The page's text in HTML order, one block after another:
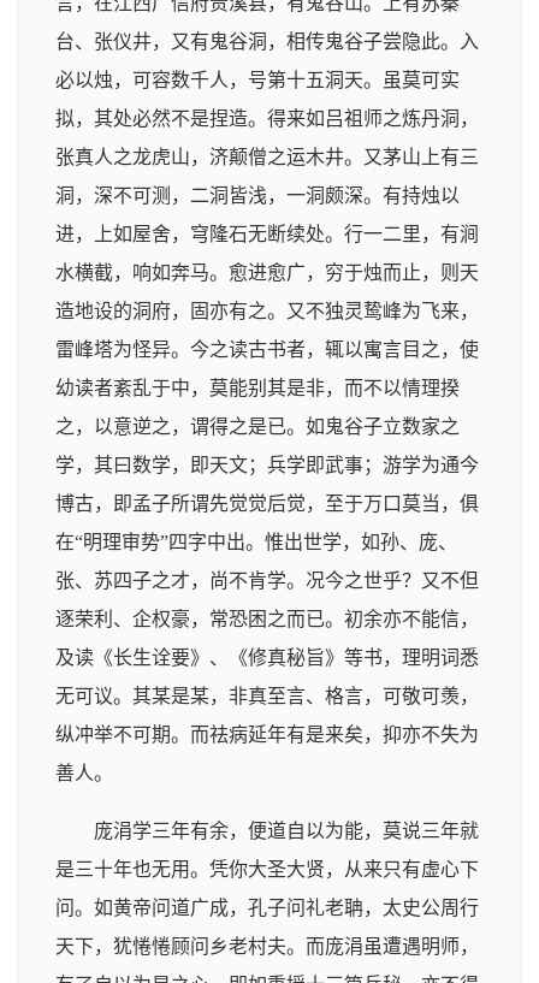
台、张仪井，又有鬼谷洞，相传鬼谷子尝隐此。入
必以烛，可容数千人，号第十五洞天。虽莫可实
拟，其处必然不是捏造。得来如吕祖师之炼丹洞，
张真人之龙虎山，济颠僧之运木井。又茅山上有三
洞，深不可测，二洞皆浅，一洞颇深。有持烛以
进，上如屋舍，穹隆石无断续处。行一二里，有涧
水横截，响如奔马。愈进愈广，穷于烛而止，则天
造地设的洞府，固亦有之。又不独灵鸷峰为飞来，
雷峰塔为怪异。今之读古书者，辄以寓言目之，使
幼读者紊乱于中，莫能别其是非，而不以情理揆
之，以意逆之，谓得之是已。如鬼谷子立数家之
学，其曰数学，即天文；兵学即武事；游学为通今
博古，即孟子所谓先觉觉后觉，至于万口莫当，俱
在“明理审势”四字中出。惟出世学，如孙、庞、
张、苏四子之才，尚不肯学。况今之世乎？又不但
逐荣利、企权豪，常恐困之而已。初余亦不能信，
及读《长生诠要》、《修真秘旨》等书，理明词悉
无可议。其某是某，非真至言、格言，可敬可羡，
纵冲举不可期。而祛病延年有是来矣，抑亦不失为
善人。
庞涓学三年有余，便道自以为能，莫说三年就
是三十年也无用。凭你大圣大贤，从来只有虚心下
问。如黄帝问道广成，孔子问礼老聃，太史公周行
天下，犹惓惓顾问乡老村夫。而庞涓虽遭遇明师，